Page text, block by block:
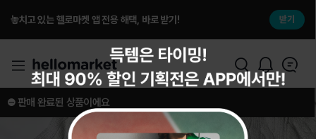
놓치고 있는 헬로마켓 앱 전용 해택, 바로 받기! 받기
⛔️ 판매 완료된 상품이에요